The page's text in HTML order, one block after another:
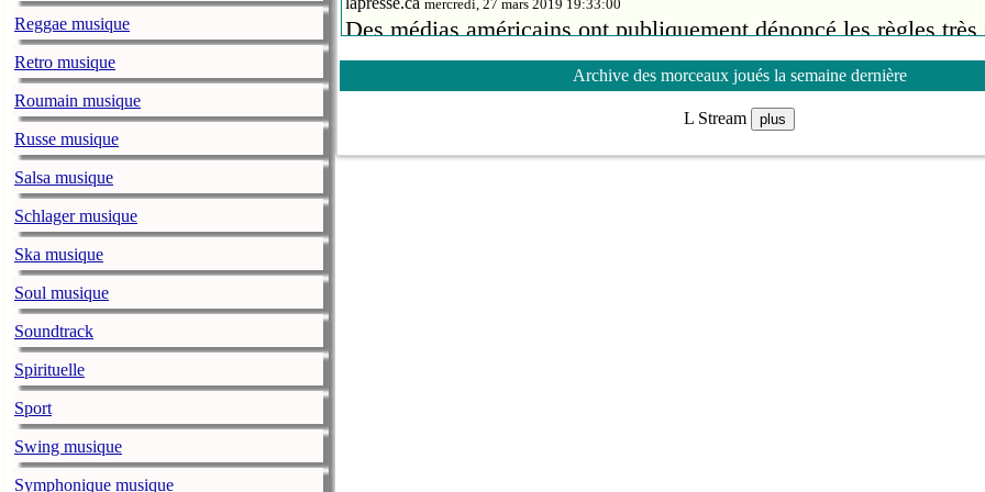
Reggae musique
Retro musique
Roumain musique
Russe musique
Salsa musique
Schlager musique
Ska musique
Soul musique
Soundtrack
Spirituelle
Sport
Swing musique
Symphonique musique
mercredi, 27 mars 2019 19:33:00
Des médias américains ont publiquement dénoncé les règles très
la chanteuse Ariana Grande leur impose pour la couverture de sa
Sweetener.
Petite-Vallée lance un cri du coeur
lapresse.camercredi, 27 mars 2019 19:28:00
Archive des morceaux joués la semaine dernière
L Stream plus